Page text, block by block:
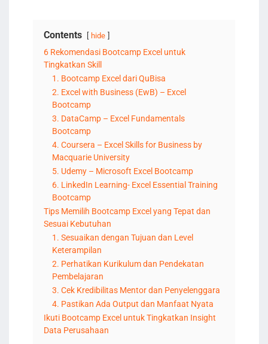
Contents hide
6 Rekomendasi Bootcamp Excel untuk
Tingkatkan Skill
1. Bootcamp Excel dari QuBisa
2. Excel with Business (EwB) – Excel
Bootcamp
3. DataCamp – Excel Fundamentals
Bootcamp
4. Coursera – Excel Skills for Business by
Macquarie University
5. Udemy – Microsoft Excel Bootcamp
6. LinkedIn Learning- Excel Essential Training
Bootcamp
Tips Memilih Bootcamp Excel yang Tepat dan
Sesuai Kebutuhan
1. Sesuaikan dengan Tujuan dan Level
Keterampilan
2. Perhatikan Kurikulum dan Pendekatan
Pembelajaran
3. Cek Kredibilitas Mentor dan Penyelenggara
4. Pastikan Ada Output dan Manfaat Nyata
Ikuti Bootcamp Excel untuk Tingkatkan Insight
Data Perusahaan